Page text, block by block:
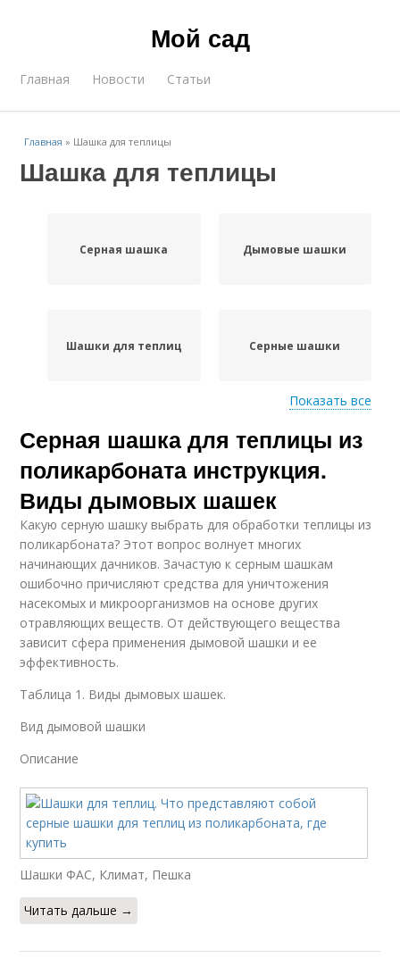
Мой сад
Главная Новости Статьи
Главная » Шашка для теплицы
Шашка для теплицы
Серная шашка Дымовые шашки
Шашки для теплиц Серные шашки
Шашка от плесени Табачная шашка
Дымовая шашка Шашка для сада
Шашки для
дезинфекции
Теплицы из
поликарбоната
Шашки для теплицы
Шашка для теплиц Шашка в теплице
Шашка от сорняков
Показать все
Серная шашка для теплицы из
поликарбоната инструкция.
Виды дымовых шашек
Какую серную шашку выбрать для обработки теплицы из
поликарбоната? Этот вопрос волнует многих
начинающих дачников. Зачастую к серным шашкам
ошибочно причисляют средства для уничтожения
насекомых и микроорганизмов на основе других
отравляющих веществ. От действующего вещества
зависит сфера применения дымовой шашки и ее
эффективность.
Таблица 1. Виды дымовых шашек.
Вид дымовой шашки
Описание
Шашки ФАС, Климат, Пешка
Читать дальше →